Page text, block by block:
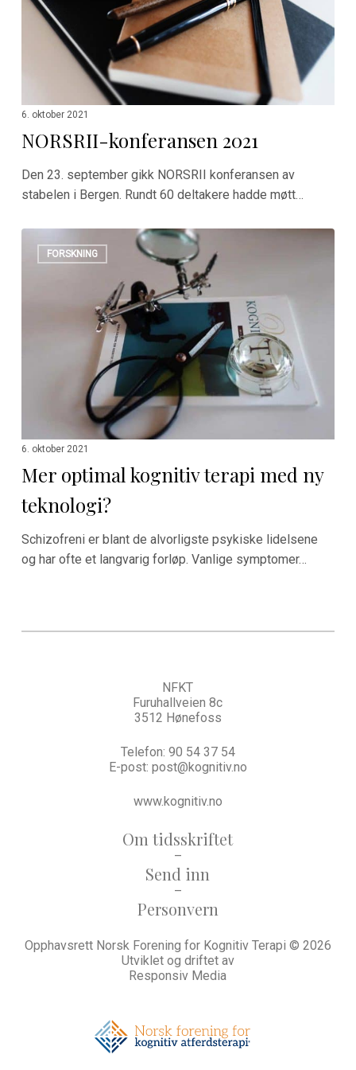
6. oktober 2021
NORSRII-konferansen 2021
Den 23. september gikk NORSRII konferansen av
stabelen i Bergen. Rundt 60 deltakere hadde møtt…
optimalFORSKNING
6. oktober 2021
Mer optimal kognitiv terapi med ny
teknologi?
Schizofreni er blant de alvorligste psykiske lidelsene
og har ofte et langvarig forløp. Vanlige symptomer…
Om tidsskriftet
–
Send inn
–
Personvern
Opphavsrett Norsk Forening for Kognitiv Terapi © 2026
Utviklet og driftet av
Responsiv Media
NFKT
Furuhallveien 8c
3512 Hønefoss
Telefon: 90 54 37 54
E-post: post@kognitiv.no
www.kognitiv.no